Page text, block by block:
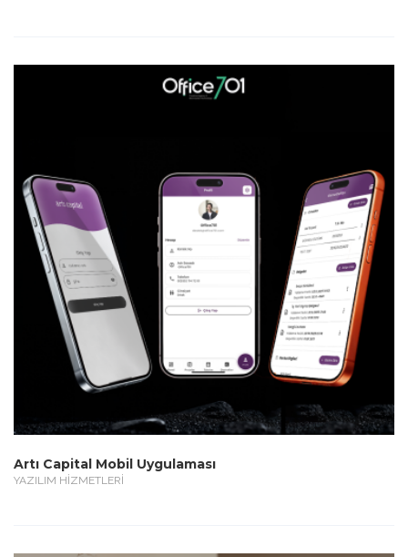
Artı Capital Mobil Uygulaması
YAZILIM HİZMETLERİ